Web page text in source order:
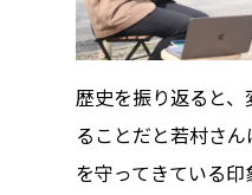
歴史を振り返ると
ることだと若村さ
を守ってきている